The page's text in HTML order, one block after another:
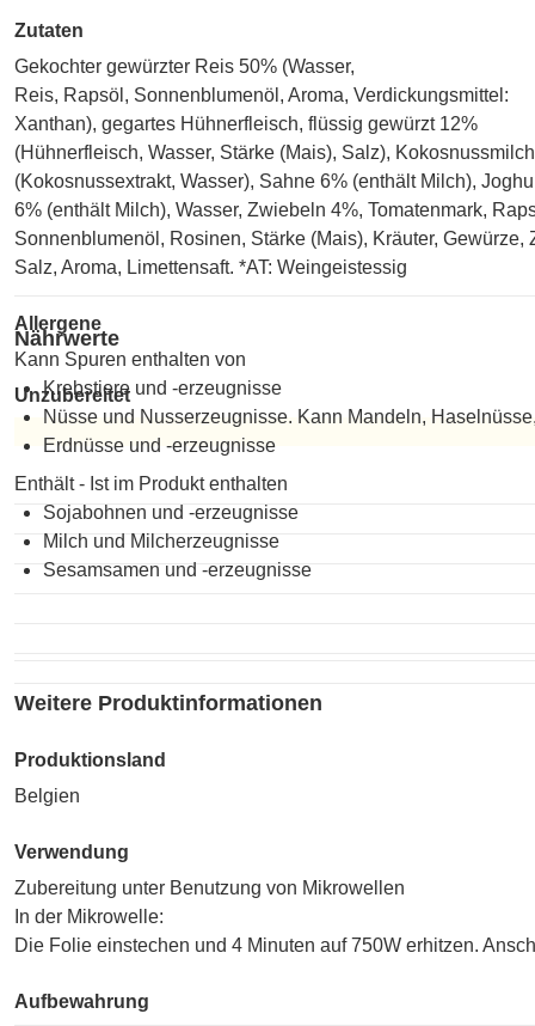
Zutaten
Gekochter gewürzter Reis 50% (Wasser,
Reis, Rapsöl, Sonnenblumenöl, Aroma, Verdickungsmittel:
Xanthan), gegartes Hühnerfleisch, flüssig gewürzt 12%
(Hühnerfleisch, Wasser, Stärke (Mais), Salz),
(Kokosnussextrakt, Wasser), Sahne 6% (enthält Milch),
6% (enthält Milch), Wasser, Zwiebeln 4%, Tomatenmark,
Sonnenblumenöl, Rosinen, Stärke (Mais), Kräuter, Gewürze,
Salz, Aroma, Limettensaft. *AT: Weingeistessig
Allergene
Kann Spuren enthalten von
Krebstiere und -erzeugnisse
Nüsse und Nusserzeugnisse. Kann Mandeln,
Erdnüsse und -erzeugnisse
Enthält - Ist im Produkt enthalten
Sojabohnen und -erzeugnisse
Milch und Milcherzeugnisse
Sesamsamen und -erzeugnisse
Nährwerte
Unzubereitet
Unzubereitet
Weitere Produktinformationen
Produktionsland
Belgien
Verwendung
Zubereitung unter Benutzung von Mikrowellen
In der Mikrowelle:
Die Folie einstechen und 4 Minuten auf 750W erhitzen.
Aufbewahrung